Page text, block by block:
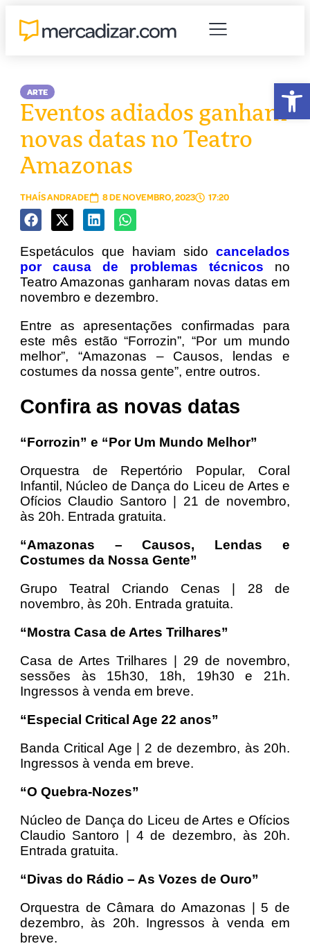
ARTE
Eventos adiados ganham
novas datas no Teatro
Amazonas
THAÍS ANDRADE 8 DE NOVEMBRO, 2023 17:20
Espetáculos que haviam sidocancelados
por causa de problemas técnicos no
Teatro Amazonas ganharam novas datas em
novembro e dezembro.
Entre as apresentações confirmadas para
este mês estão “Forrozin”, “Por um mundo
melhor”, “Amazonas – Causos, lendas e
costumes da nossa gente”, entre outros.
Confira as novas datas
“Forrozin” e “Por Um Mundo Melhor”
Orquestra de Repertório Popular, Coral
Infantil, Núcleo de Dança do Liceu de Artes e
Ofícios Claudio Santoro | 21 de novembro,
às 20h. Entrada gratuita.
“Amazonas – Causos, Lendas e
Costumes da Nossa Gente”
Grupo Teatral Criando Cenas | 28 de
novembro, às 20h. Entrada gratuita.
“Mostra Casa de Artes Trilhares”
Casa de Artes Trilhares | 29 de novembro,
sessões às 15h30, 18h, 19h30 e 21h.
Ingressos à venda em breve.
“Especial Critical Age 22 anos”
Banda Critical Age | 2 de dezembro, às 20h.
Ingressos à venda em breve.
“O Quebra-Nozes”
Núcleo de Dança do Liceu de Artes e Ofícios
Claudio Santoro | 4 de dezembro, às 20h.
Entrada gratuita.
“Divas do Rádio – As Vozes de Ouro”
Orquestra de Câmara do Amazonas | 5 de
dezembro, às 20h. Ingressos à venda em
breve.